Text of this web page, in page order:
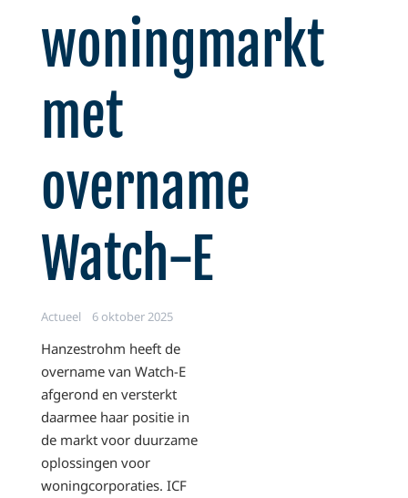
woningmarkt
met
overname
Watch-E
Actueel 6 oktober 2025
Hanzestrohm heeft de
overname van Watch-E
afgerond en versterkt
daarmee haar positie in
de markt voor duurzame
oplossingen voor
woningcorporaties. ICF